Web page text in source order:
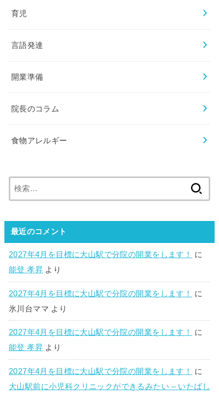
育児
言語発達
開業準備
院長のコラム
食物アレルギー
索:
最近のコメント
2027年4月を目標に大山駅で分院の開業をします！
に
能登 孝昇より
2027年4月を目標に大山駅で分院の開業をします！
に
氷川台ママ より
2027年4月を目標に大山駅で分院の開業をします！
に
能登 孝昇より
2027年4月を目標に大山駅で分院の開業をします！
に
大山駅前に小児科クリニックができるみたい – いたばし